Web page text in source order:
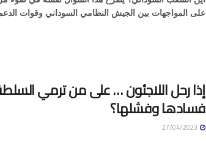
على المواجهات بين الجيش النظامي السوداني وقوات
إذا رحل اللاجئون … على من ترمي السلطة
فسادها وفشلها؟